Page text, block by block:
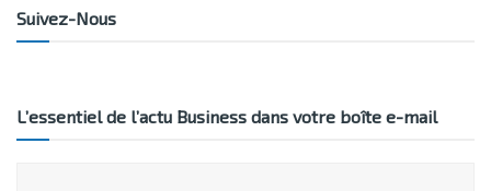
Suivez-Nous
L’essentiel de l’actu Business dans votre boîte e-mail